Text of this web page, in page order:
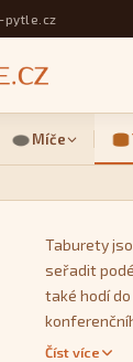
pytle.cz
Míče
Taburety
seřadit
také hodí
tvarů a
Číst více